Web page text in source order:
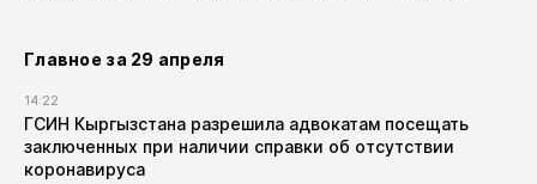
Главное за 29 апреля
14:22
ГСИН Кыргызстана разрешила адвокатам посещать
заключенных при наличии справки об отсутствии
коронавируса